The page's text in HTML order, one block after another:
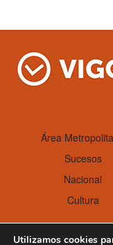
Área
Sucesos
Nacional
Cultura
Utilizamos cookies